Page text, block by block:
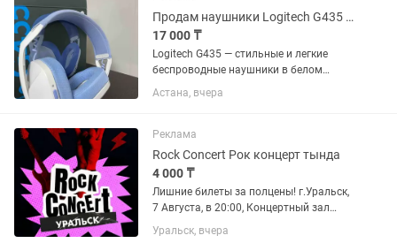
импульсный...
Продам наушники Logitech G435 белые
17 000 ₸
Logitech G435 — стильные и легкие
беспроводные наушники в белом
цвете. Коробка была вскрыта, но сами
наушники абсолютно новые и не
Bluetooth и LIGHTSPEED, подходят для
ПК,...
Астана, вчера
Реклама
Rock Concert Рок концерт тында
4 000 ₸
Лишние билеты за полцены! г.Уральск,
7 Августа, в 20:00, Концертный зал
"Аманат", Улица Жубана Молдагалиева
19 Приглашаем насладиться живым
Уральск, вчера